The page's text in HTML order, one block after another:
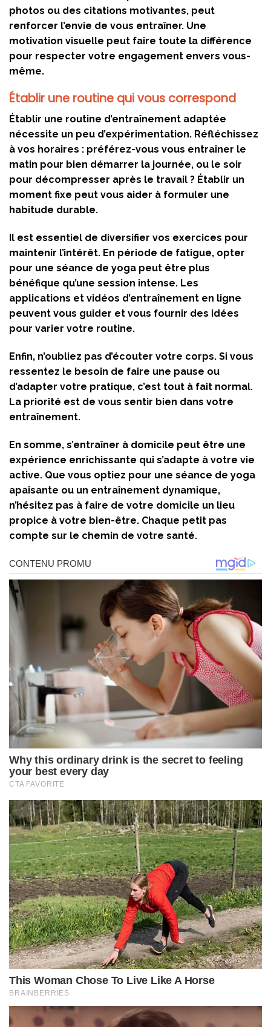
photos ou des citations motivantes, peut
renforcer l’envie de vous entraîner. Une
motivation visuelle peut faire toute la différence
pour respecter votre engagement envers vous-
même.
Établir une routine qui vous correspond
Établir une routine d’entraînement adaptée
nécessite un peu d’expérimentation. Réfléchissez
à vos horaires : préférez-vous vous entraîner le
matin pour bien démarrer la journée, ou le soir
pour décompresser après le travail ? Établir un
moment fixe peut vous aider à formuler une
habitude durable.
Il est essentiel de diversifier vos exercices pour
maintenir l’intérêt. En période de fatigue, opter
pour une séance de yoga peut être plus
bénéfique qu’une session intense. Les
applications et vidéos d’entraînement en ligne
peuvent vous guider et vous fournir des idées
pour varier votre routine.
Enfin, n’oubliez pas d’écouter votre corps. Si vous
ressentez le besoin de faire une pause ou
d’adapter votre pratique, c’est tout à fait normal.
La priorité est de vous sentir bien dans votre
entraînement.
En somme, s’entraîner à domicile peut être une
expérience enrichissante qui s’adapte à votre vie
active. Que vous optiez pour une séance de yoga
apaisante ou un entraînement dynamique,
n’hésitez pas à faire de votre domicile un lieu
propice à votre bien-être. Chaque petit pas
compte sur le chemin de votre santé.